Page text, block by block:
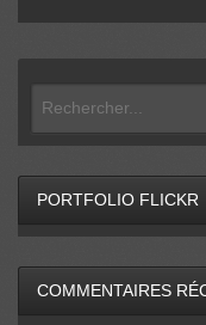
PORTFOLIO FLICKR
COMMENTAIRES